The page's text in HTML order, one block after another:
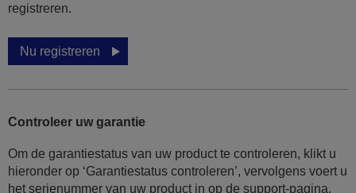
registreren.
Nu registreren
Controleer uw garantie
Om de garantiestatus van uw product te controleren, klikt u
hieronder op ‘Garantiestatus controleren’, vervolgens voert u
het serienummer van uw product in op de support-pagina.